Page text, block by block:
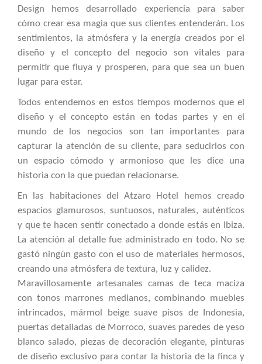
Design hemos desarrollado experiencia para saber
cómo crear esa magia que sus clientes entenderán. Los
sentimientos, la atmósfera y la energía creados por el
diseño y el concepto del negocio son vitales para
permitir que fluya y prosperen, para que sea un buen
lugar para estar.
Todos entendemos en estos tiempos modernos que el
diseño y el concepto están en todas partes y en el
mundo de los negocios son tan importantes para
capturar la atención de su cliente, para seducirlos con
un espacio cómodo y armonioso que les dice una
historia con la que puedan relacionarse.
En las habitaciones del Atzaro Hotel hemos creado
espacios glamurosos, suntuosos, naturales, auténticos
y que te hacen sentir conectado a donde estás en Ibiza.
La atención al detalle fue administrado en todo. No se
gastó ningún gasto con el uso de materiales hermosos,
creando una atmósfera de textura, luz y calidez.
Maravillosamente artesanales camas de teca maciza
con tonos marrones medianos, combinando muebles
intrincados, mármol beige suave pisos de Indonesia,
puertas detalladas de Morroco, suaves paredes de yeso
blanco salado, piezas de decoración elegante, pinturas
de diseño exclusivo para contar la historia de la finca y